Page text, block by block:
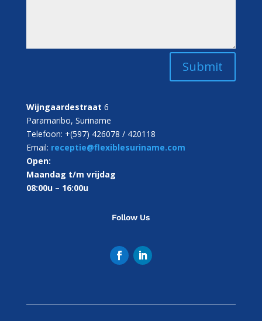
Submit
Wijngaardestraat 6
Paramaribo, Suriname
Telefoon: +(597) 426078 / 420118
Email: receptie@flexiblesuriname.com
Open:
Maandag t/m vrijdag
08:00u – 16:00u
Follow Us